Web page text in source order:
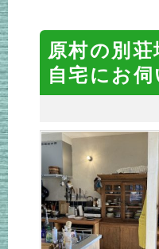
原村の別
自宅にお伺